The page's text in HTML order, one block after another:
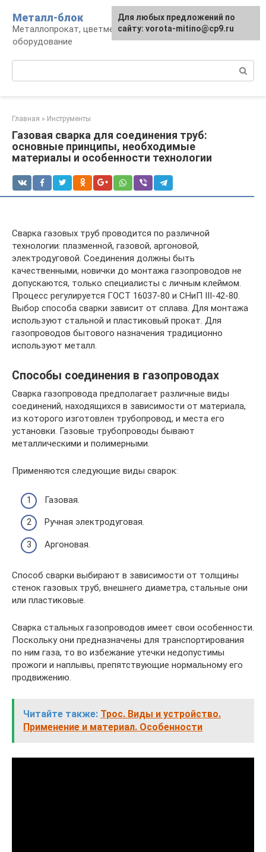
контенту
Металл-блок
Металлопрокат, цветмет, обработка и
оборудование
Главная » Инструменты
Газовая сварка для соединения труб:
основные принципы, необходимые
материалы и особенности технологии
Cварка газовых труб проводится по различной
технологии: плазменной, газовой, аргоновой,
электродуговой. Соединения должны быть
качественными, новички до монтажа газопроводов не
допускаются, только специалисты с личным клеймом.
Процесс регулируется ГОСТ 16037-80 и СНиП III-42-80.
Выбор способа сварки зависит от сплава. Для монтажа
используют стальной и пластиковый прокат. Для
газопроводов бытового назначения традиционно
используют металл.
Способы соединения в газопроводах
Сварка газопровода предполагает различные виды
соединений, находящихся в зависимости от материала,
из которого изготовлен трубопровод, и места его
установки. Газовые трубопроводы бывают
металлическими и полимерными.
Применяются следующие виды сварок:
Газовая.
Ручная электродуговая.
Аргоновая.
Способ сварки выбирают в зависимости от толщины
стенок газовых труб, внешнего диаметра, стальные они
или пластиковые.
Сварка стальных газопроводов имеет свои особенности.
Поскольку они предназначены для транспортирования
по ним газа, то во избежание утечки недопустимы
прожоги и наплывы, препятствующие нормальному его
продвижению.
Читайте также: Трос. Виды и устройство.
Применение и материал. Особенности
Для любых предложений по
сайту: vorota-mitino@cp9.ru